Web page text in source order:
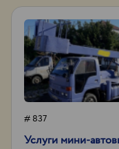
# 837
Услуги мини-